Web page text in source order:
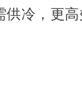
冷，更